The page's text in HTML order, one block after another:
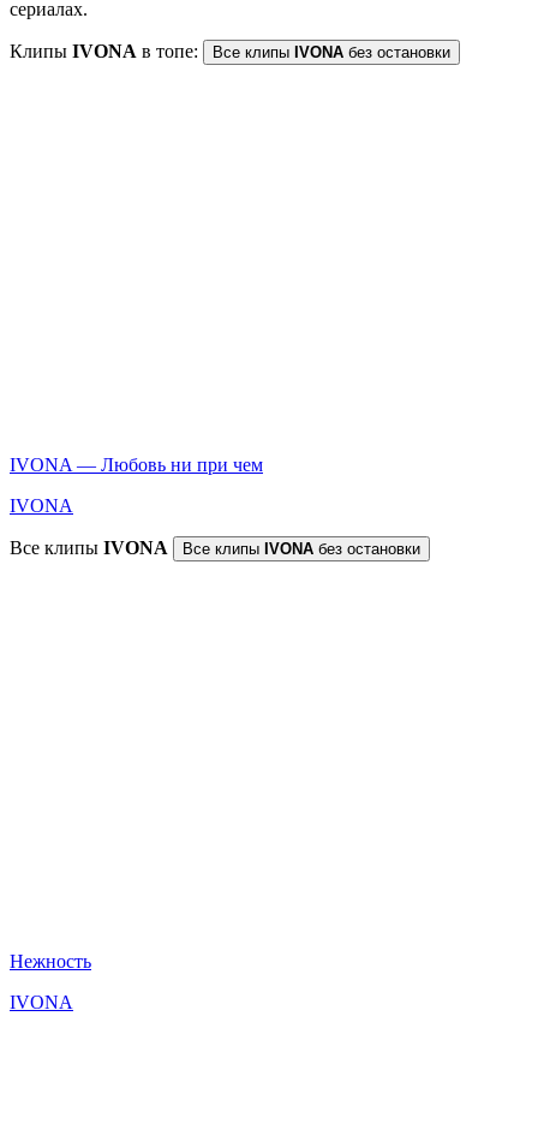
сериалах.
Клипы IVONA в топе: Все клипы IVONA без остановки
IVONA — Любовь ни при чем
IVONA
Все клипы IVONA Все клипы IVONA без остановки
Нежность
IVONA